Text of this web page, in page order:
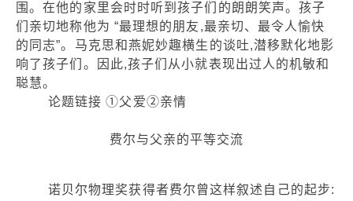
围。在他的家里会时时听到孩子们的朗朗笑声。孩子
们亲切地称他为 “最理想的朋友,最亲切、最令人愉快
的同志”。马克思和燕妮妙趣横生的谈吐,潜移默化地影
响了孩子们。因此,孩子们从小就表现出过人的机敏和
聪慧。
论题链接 ①父爱②亲情
费尔与父亲的平等交流
诺贝尔物理奖获得者费尔曾这样叙述自己的起步: